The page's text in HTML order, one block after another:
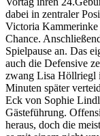
dabei in zentraler
Victoria Kammerinke
Chance.
Spielpause an. Das
auch die Defensive
zwang Lisa Höllriegl
Minuten später
Eck von Sophie
Gästeführung.
heraus, doch die